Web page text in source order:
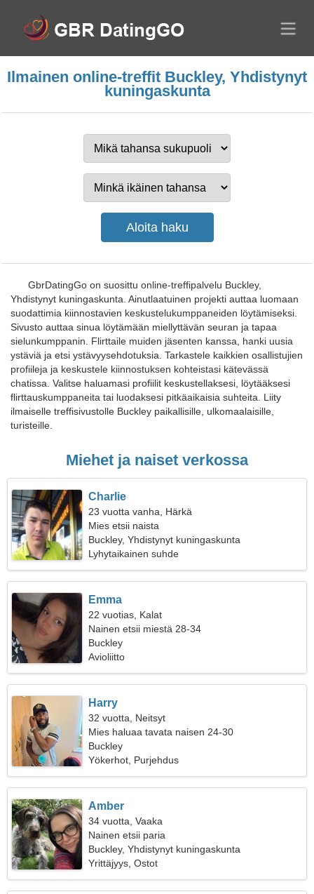
Ilmainen online-treffit Buckley, Yhdistynyt
kuningaskunta
GbrDatingGo on suosittu online-treffipalvelu Buckley,
Yhdistynyt kuningaskunta. Ainutlaatuinen projekti auttaa luomaan
suodattimia kiinnostavien keskustelukumppaneiden löytämiseksi.
Sivusto auttaa sinua löytämään miellyttävän seuran ja tapaa
sielunkumppanin. Flirttaile muiden jäsenten kanssa, hanki uusia
ystäviä ja etsi ystävyysehdotuksia. Tarkastele kaikkien osallistujien
profiileja ja keskustele kiinnostuksen kohteistasi kätevässä
chatissa. Valitse haluamasi profiilit keskustellaksesi, löytääksesi
flirttauskumppaneita tai luodaksesi pitkäaikaisia suhteita. Liity
ilmaiselle treffisivustolle Buckley paikallisille, ulkomaalaisille,
turisteille.
Miehet ja naiset verkossa
Charlie
23 vuotta vanha, Härkä
Mies etsii naista
Buckley, Yhdistynyt kuningaskunta
Lyhytaikainen suhde
Emma
22 vuotias, Kalat
Nainen etsii miestä 28-34
Buckley
Avioliitto
Harry
32 vuotta, Neitsyt
Mies haluaa tavata naisen 24-30
Buckley
Yökerhot, Purjehdus
Amber
34 vuotta, Vaaka
Nainen etsii paria
Buckley, Yhdistynyt kuningaskunta
Yrittäjyys, Ostot